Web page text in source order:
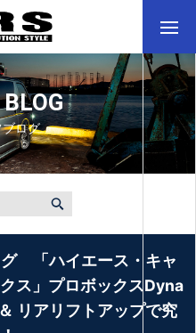
ログ
「ハイエース・キャ
ス」プロボックスDyna
リアリフトアップで究